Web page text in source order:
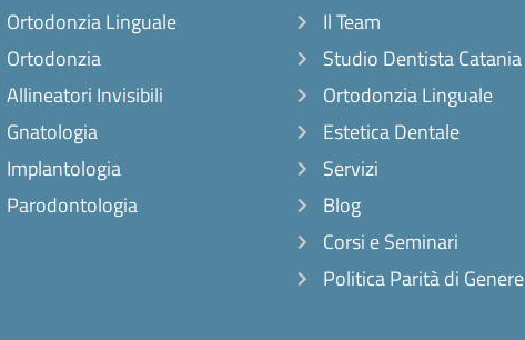
Ortodonzia Linguale
Ortodonzia
Allineatori Invisibili
Gnatologia
Implantologia
Parodontologia
Il Team
Studio Dentista Catania
Ortodonzia Linguale
Estetica Dentale
Servizi
Blog
Corsi e Seminari
Politica Parità di Genere